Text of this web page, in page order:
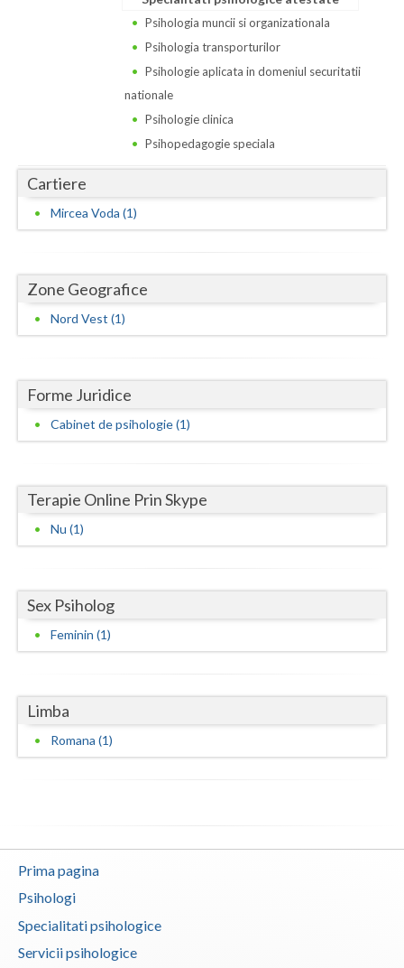
Hunedoara
Ialomita
Ilfov
Maramures
Mures
Neamt
Prahova
Salaj
Suceava
Timis
Tulcea
Vrancea
Psihologia muncii si organizationala
Psihologia transporturilor
Psihologie aplicata in domeniul securitatii
nationale
Psihologie clinica
Psihopedagogie speciala
Cartiere
Mircea Voda (1)
Zone Geografice
Nord Vest (1)
Forme Juridice
Cabinet de psihologie (1)
Terapie Online Prin Skype
Nu (1)
Sex Psiholog
Feminin (1)
Limba
Romana (1)
Prima pagina
Psihologi
Specialitati psihologice
Servicii psihologice